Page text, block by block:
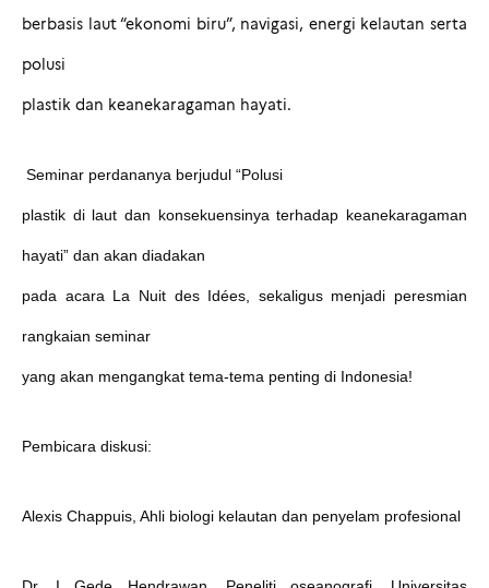
berbasis laut “ekonomi biru”, navigasi, energi kelautan serta
polusi
plastik dan keanekaragaman hayati.
Seminar perdananya berjudul “Polusi
plastik di laut dan konsekuensinya terhadap keanekaragaman
hayati” dan akan diadakan
pada acara La Nuit des Idées, sekaligus menjadi peresmian
rangkaian seminar
yang akan mengangkat tema-tema penting di Indonesia!
Pembicara diskusi:
Alexis Chappuis, Ahli biologi kelautan dan penyelam profesional